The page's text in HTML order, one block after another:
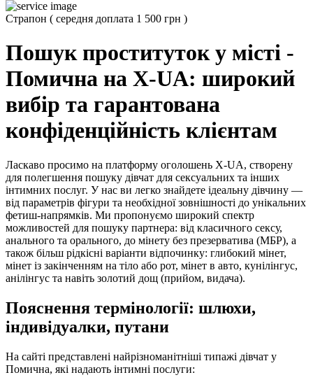
Страпон ( середня доплата 1 500 грн )
Пошук проституток у місті -
Помична на X-UA: широкий
вибір та гарантована
конфіденційність клієнтам
Ласкаво просимо на платформу оголошень X-UA, створену
для полегшення пошуку дівчат для сексуальних та інших
інтимних послуг. У нас ви легко знайдете ідеальну дівчину —
від параметрів фігури та необхідної зовнішності до унікальних
фетиш-напрямків. Ми пропонуємо широкий спектр
можливостей для пошуку партнера: від класичного сексу,
анального та орального, до мінету без презерватива (МБР), а
також більш рідкісні варіанти відпочинку: глибокий мінет,
мінет із закінченням на тіло або рот, мінет в авто, кунілінгус,
анілінгус та навіть золотий дощ (прийом, видача).
Пояснення термінології: шлюхи,
індивідуалки, путани
На сайті представлені найрізноманітніші типажі дівчат у
Помична, які надають інтимні послуги: